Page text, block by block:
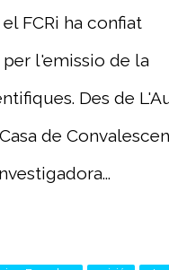
FCRi ha confiat
per l'emissio de la
Des de
de